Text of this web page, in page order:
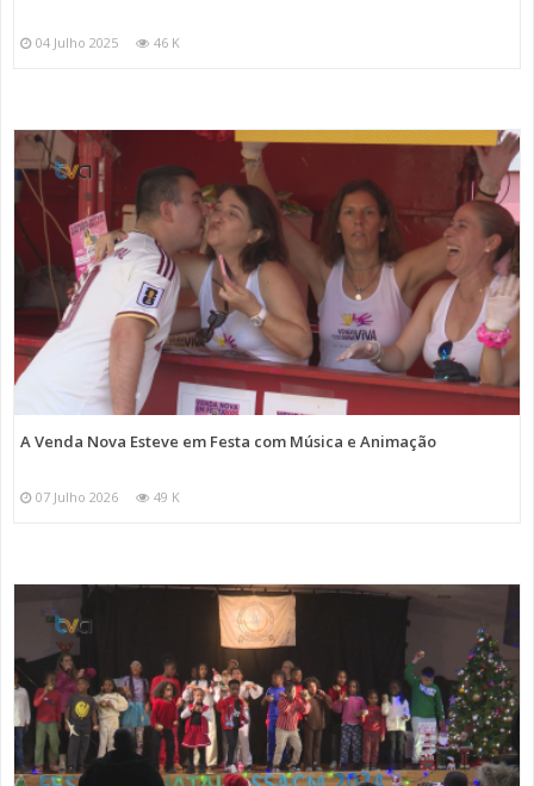
04 Julho 2025 46 K
A Venda Nova Esteve em Festa com Música e Animação
07 Julho 2026 49 K